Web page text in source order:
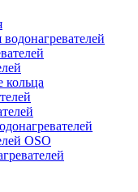
кольца
OSO